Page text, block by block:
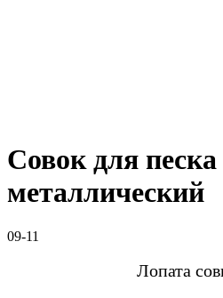
Совок для
металлический
09-11
Лопата